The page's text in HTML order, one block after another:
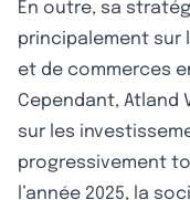
En outre, sa
principalement sur
et de commerces
Cependant, Atland
sur les
progressivement
l’année 2025, la